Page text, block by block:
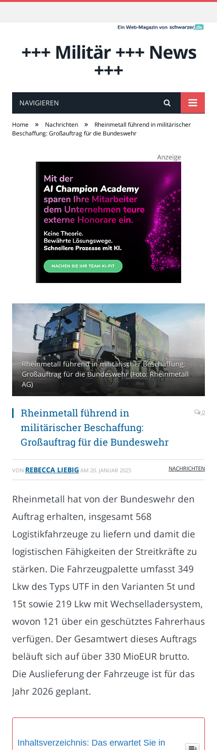
+++ Militär +++ News
+++
NAVIGIEREN
Home » Nachrichten »
Rheinmetall führend in militärischer
Beschaffung: Großauftrag für die Bundeswehr
Rheinmetall führend in militärischer Beschaffung:
Großauftrag für die Bundeswehr (Foto: Rheinmetall
AG)
Rheinmetall führend in
militärischer Beschaffung:
Großauftrag für die Bundeswehr
0
VON REBECCA LIEBIG AM 20. JANUAR 2025 NACHRICHTEN
Rheinmetall hat von der Bundeswehr den
Auftrag erhalten, insgesamt 568
Logistikfahrzeuge zu liefern und damit die
logistischen Fähigkeiten der Streitkräfte zu
stärken. Die Fahrzeugpalette umfasst 349
Lkw des Typs UTF in den Varianten 5t und
15t sowie 219 Lkw mit Wechselladersystem,
wovon 121 über ein geschütztes Fahrerhaus
verfügen. Der Gesamtwert dieses Auftrags
beläuft sich auf über 330 MioEUR brutto.
Die Auslieferung der Fahrzeuge ist für das
Jahr 2026 geplant.
Inhaltsverzeichnis: Das erwartet Sie in